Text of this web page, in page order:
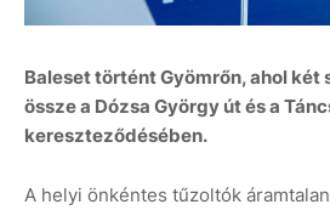
Baleset történt Gyömrőn, ahol
össze a Dózsa György út és a
kereszteződésében.
A helyi önkéntes tűzoltók